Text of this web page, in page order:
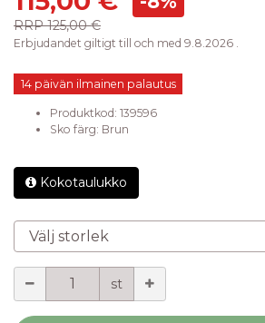
RRP 125,00 €
Erbjudandet giltigt till och med 9.8.2026 .
14 päivän ilmainen palautus
Produktkod: 139596
Sko färg: Brun
Kokotaulukko
Välj storlek
st